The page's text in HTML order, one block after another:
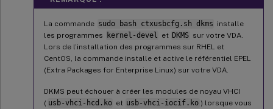
La commande sudo bash ctxusbcfg.sh dkms installe
les programmes
kernel-devel et DKMS sur votre VDA.
Lors de l’installation des programmes sur RHEL et
CentOS, la commande installe et active le référentiel EPEL
(Extra Packages for Enterprise Linux) sur votre VDA.
DKMS peut échouer à créer les modules de noyau VHCI
( usb-vhci-hcd.ko et usb-vhci-iocif.ko ) lorsque vous